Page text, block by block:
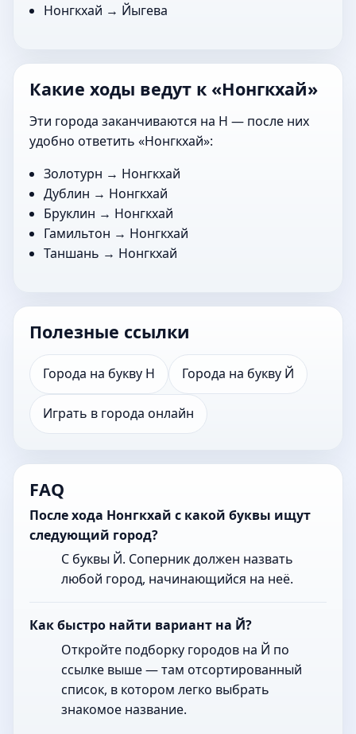
Нонгкхай → Йыгева
Какие ходы ведут к «Нонгкхай»
Эти города заканчиваются на Н — после них
удобно ответить «Нонгкхай»:
Золотурн → Нонгкхай
Дублин → Нонгкхай
Бруклин → Нонгкхай
Гамильтон → Нонгкхай
Таншань → Нонгкхай
Полезные ссылки
Города на букву Н Города на букву Й
Играть в города онлайн
FAQ
После хода Нонгкхай с какой буквы ищут
следующий город?
С буквы Й. Соперник должен назвать
любой город, начинающийся на неё.
Как быстро найти вариант на Й?
Откройте подборку городов на Й по
ссылке выше — там отсортированный
список, в котором легко выбрать
знакомое название.